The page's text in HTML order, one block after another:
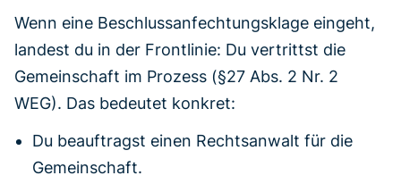
Wenn eine Beschlussanfechtungsklage eingeht,
landest du in der Frontlinie: Du vertrittst die
Gemeinschaft im Prozess (§27 Abs. 2 Nr. 2
WEG). Das bedeutet konkret:
Du beauftragst einen Rechtsanwalt für die
Gemeinschaft.